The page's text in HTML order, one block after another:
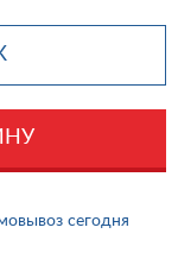
сегодня